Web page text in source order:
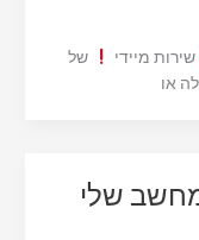
שירות מיידי
של
או
שלי